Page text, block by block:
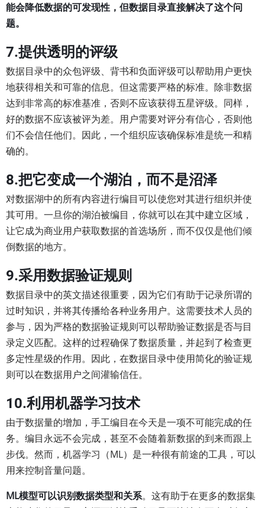
能会降低数据的可发现性，但数据目录直接解决了这个问
题。
7.提供透明的评级
数据目录中的众包评级、背书和负面评级可以帮助用户更快
地获得相关和可靠的信息。但这需要严格的标准。除非数据
达到非常高的标准基准，否则不应该获得五星评级。同样，
好的数据不应该被评为差。用户需要对评分有信心，否则他
们不会信任他们。因此，一个组织应该确保标准是统一和精
确的。
8.把它变成一个湖泊，而不是沼泽
对数据湖中的所有内容进行编目可以使您对其进行组织并使
其可用。一旦你的湖泊被编目，你就可以在其中建立区域，
让它成为商业用户获取数据的首选场所，而不仅仅是他们倾
倒数据的地方。
9.采用数据验证规则
数据目录中的英文描述很重要，因为它们有助于记录所谓的
过时知识，并将其传播给各种业务用户。这需要技术人员的
参与，因为严格的数据验证规则可以帮助验证数据是否与目
录定义匹配。这样的过程确保了数据质量，并起到了检查更
多定性星级的作用。因此，在数据目录中使用简化的验证规
则可以在数据用户之间灌输信任。
10.利用机器学习技术
由于数据量的增加，手工编目在今天是一项不可能完成的任
务。编目永远不会完成，甚至不会随着新数据的到来而跟上
步伐。然而，机器学习（ML）是一种很有前途的工具，可以
用来控制音量问题。
ML模型可以识别数据类型和关系。这有助于在更多的数据集